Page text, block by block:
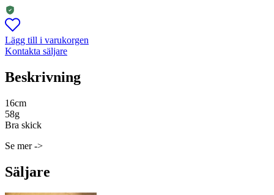
Lägg till i varukorgen
Kontakta säljare
Beskrivning
16cm
58g
Bra skick
Se mer ->
Säljare